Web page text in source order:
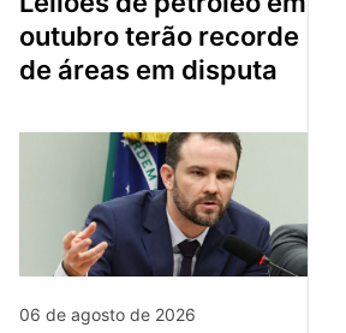
outubro terão recorde
de áreas em disputa
06 de agosto de 2026